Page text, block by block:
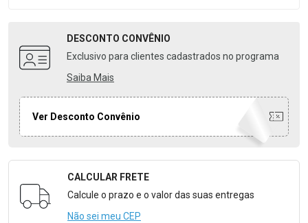
DESCONTO CONVÊNIO
Exclusivo para clientes cadastrados no programa
Saiba Mais
Ver Desconto Convênio
Formulário para Calcular o Frete
CALCULAR FRETE
Calcule o prazo e o valor das suas entregas
Não sei meu CEP